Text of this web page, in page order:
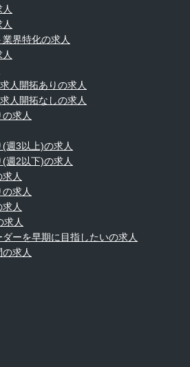
界特化の求人
人開拓ありの求人
人開拓なしの求人
求人
週3以上)の求人
週2以下)の求人
人
求人
人
求人
ーを早期に目指したいの求人
求人